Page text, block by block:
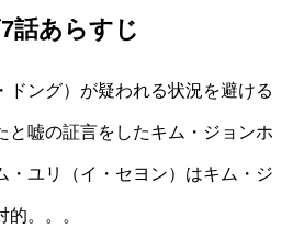
話あらすじ
ドング）が疑われる状況を避ける
と嘘の証言をしたキム・ジョンホ
・ユリ（イ・セヨン）はキム・ジ
。。。